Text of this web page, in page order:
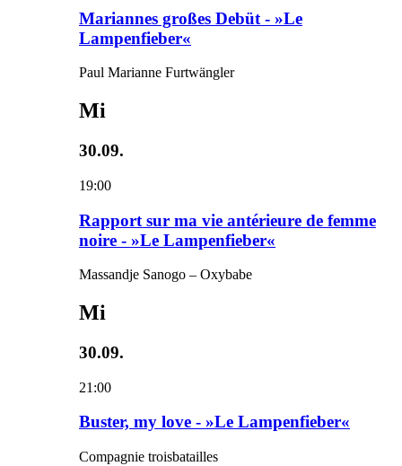
Mariannes großes Debüt - »Le
Lampenfieber«
Paul Marianne Furtwängler
Mi
30.09.
19:00
Rapport sur ma vie antérieure de femme
noire - »Le Lampenfieber«
Massandje Sanogo – Oxybabe
Mi
30.09.
21:00
Buster, my love - »Le Lampenfieber«
Compagnie troisbatailles